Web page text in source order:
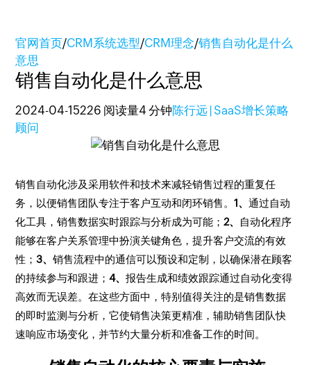
官网首页/CRM系统选型/CRM理念/销售自动化是什么
意思
销售自动化是什么意思
2024-04-15226 阅读量4 分钟陈行远 | SaaS增长策略
顾问
销售自动化涉及采用软件和技术来减轻销售过程的重复任
务，以便销售团队专注于客户互动和闭环销售。1、通过自动
化工具，销售数据实时跟踪与分析成为可能；2、 自动化程序
能够在客户关系管理中扮演关键角色，提升客户交流的有效
性；3、销售流程中的通信可以预设和定制，以确保潜在顾客
的持续参与和跟进；4、报告生成和绩效跟踪通过自动化变得
高效而无误差。在这些方面中，特别值得关注的是销售数据
的即时监测与分析，它使销售决策更精准，辅助销售团队快
速响应市场变化，并节约大量分析和准备工作的时间。